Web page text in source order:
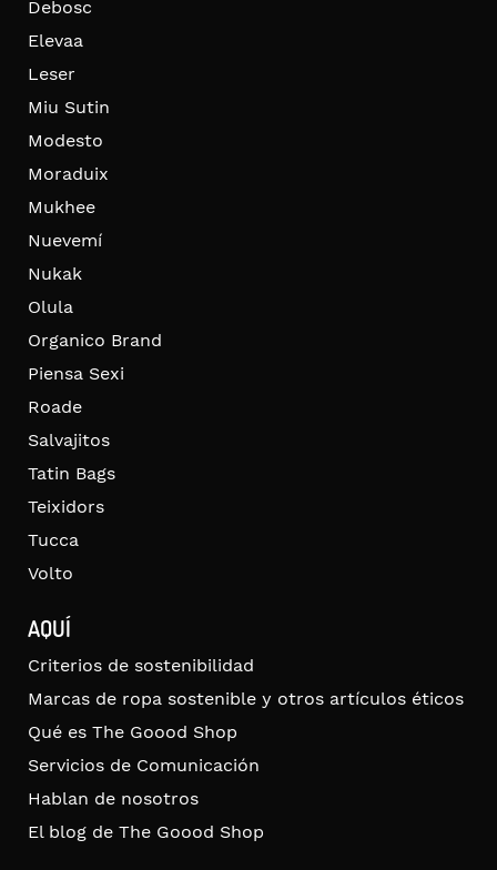
Debosc
Elevaa
Leser
Miu Sutin
Modesto
Moraduix
Mukhee
Nuevemí
Nukak
Olula
Organico Brand
Piensa Sexi
Roade
Salvajitos
Tatin Bags
Teixidors
Tucca
Volto
AQUÍ
Criterios de sostenibilidad
Marcas de ropa sostenible y otros artículos éticos
Qué es The Goood Shop
Servicios de Comunicación
Hablan de nosotros
El blog de The Goood Shop